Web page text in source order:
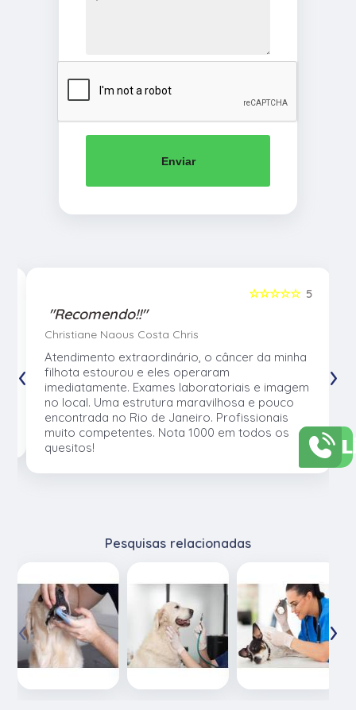
Enviar
5
☆☆☆☆☆
"Recomendo!!"
Christiane Naous Costa Chris
Atendimento extraordinário, o câncer da minha
filhota estourou e eles operaram
imediatamente. Exames laboratoriais e imagem
no local. Uma estrutura maravilhosa e pouco
encontrada no Rio de Janeiro. Profissionais
muito competentes. Nota 1000 em todos os
quesitos!
‹ ›
Pesquisas relacionadas
‹ ›